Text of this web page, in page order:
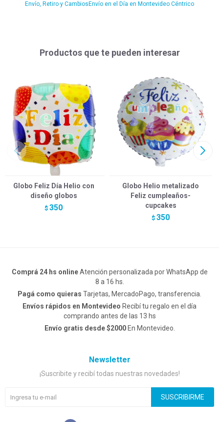
Envío, Retiro y Cambios Envío en el Día en Montevideo Céntrico
Productos que te pueden interesar
Globo Feliz Día Helio con
diseño globos
$ 350
Globo Helio metalizado
Feliz cumpleaños-
cupcakes
$ 350
Comprá 24 hs onlineAtención personalizada por WhatsApp de
8 a 16 hs.
Pagá como quieras Tarjetas, MercadoPago, transferencia.
Envíos rápidos en Montevideo Recibí tu regalo en el día
comprando antes de las 13 hs
Envío gratis desde $2000En Montevideo.
Newsletter
¡Suscribite y recibí todas nuestras novedades!
SUSCRIBIRME